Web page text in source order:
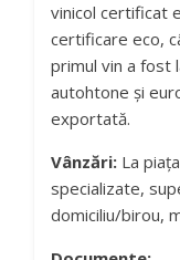
vinicol certificat
certificare eco,
primul vin a fost
autohtone și
exportată.
Vânzări: La
specializate,
domiciliu/birou,